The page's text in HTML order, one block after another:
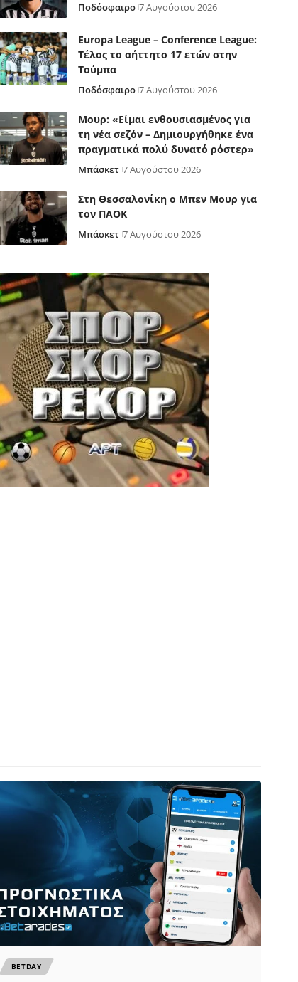
Ποδόσφαιρο 7 Αυγούστου 2026
Europa League – Conference League:
Τέλος το αήττητο 17 ετών στην
Τούμπα
Ποδόσφαιρο 7 Αυγούστου 2026
Μουρ: «Είμαι ενθουσιασμένος για
τη νέα σεζόν – Δημιουργήθηκε ένα
πραγματικά πολύ δυνατό ρόστερ»
Μπάσκετ 7 Αυγούστου 2026
Στη Θεσσαλονίκη ο Μπεν Μουρ για
τον ΠΑΟΚ
Μπάσκετ 7 Αυγούστου 2026
ΒETDAY